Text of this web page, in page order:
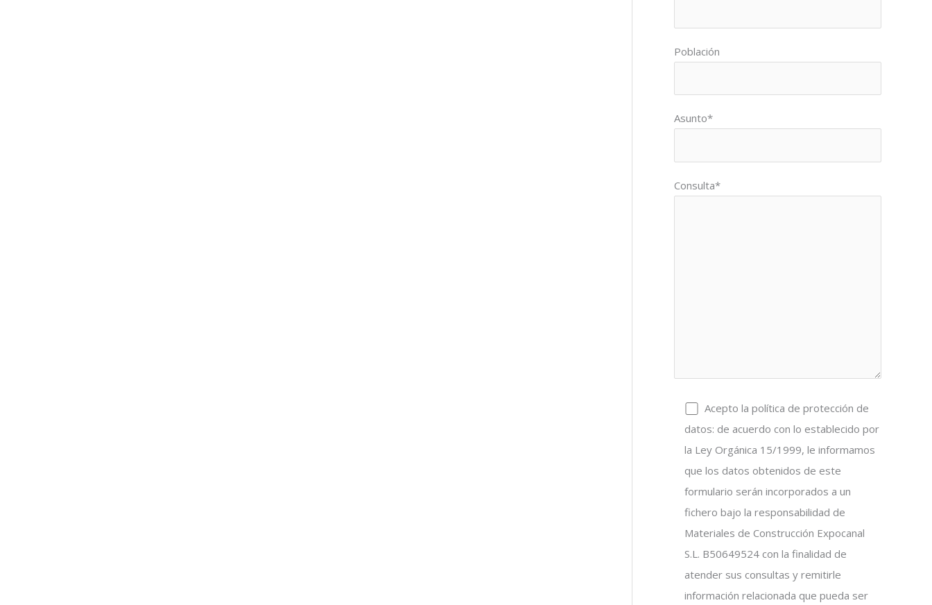
Población
Asunto*
Consulta*
Acepto la política de protección de
datos: de acuerdo con lo establecido por
la Ley Orgánica 15/1999, le informamos
que los datos obtenidos de este
formulario serán incorporados a un
fichero bajo la responsabilidad de
Materiales de Construcción Expocanal
S.L. B50649524 con la finalidad de
atender sus consultas y remitirle
información relacionada que pueda ser